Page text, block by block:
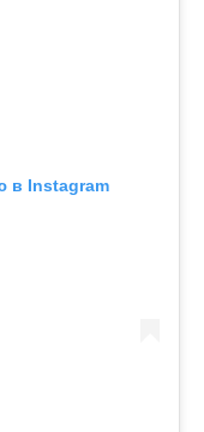
в Instagram